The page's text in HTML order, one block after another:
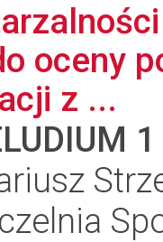
oceny
z ...
1